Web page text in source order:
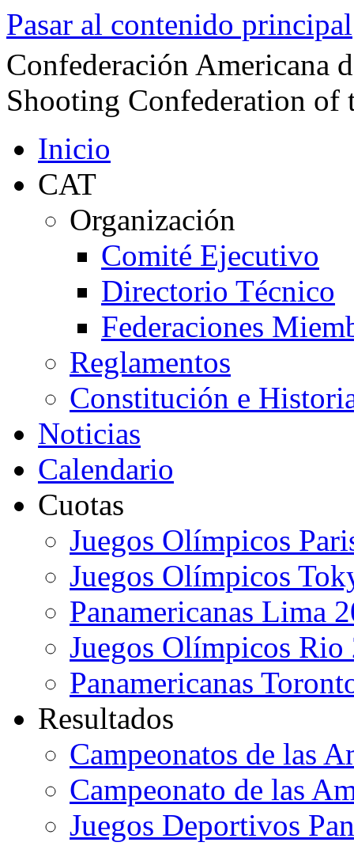
Pasar al contenido principal
Confederación Americana
Shooting Confederation of
Inicio
CAT
Organización
Comité Ejecutivo
Directorio Técnico
Federaciones
Reglamentos
Constitución e
Noticias
Calendario
Cuotas
Juegos Olímpicos
Juegos Olímpicos
Panamericanas Lima
Juegos Olímpicos Rio
Panamericanas
Resultados
Campeonatos de las
Campeonato de las
Juegos Deportivos